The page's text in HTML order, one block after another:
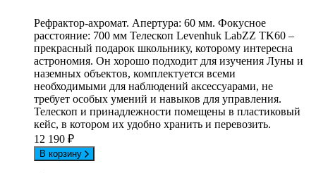
Рефрактор-ахромат. Апертура: 60 мм. Фокусное
расстояние: 700 мм Телескоп Levenhuk LabZZ TK60 –
прекрасный подарок школьнику, которому интересна
астрономия. Он хорошо подходит для изучения Луны и
наземных объектов, комплектуется всеми
необходимыми для наблюдений аксессуарами, не
требует особых умений и навыков для управления.
Телескоп и принадлежности помещены в пластиковый
кейс, в котором их удобно хранить и перевозить.
12 190 ₽
В корзину